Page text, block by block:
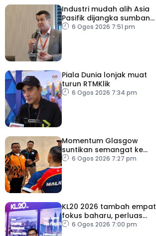
Industri mudah alih Asia
Pasifik dijangka sumbang
AS$1.4 trilion menjelang
6 Ogos 2026 7:51 pm
Piala Dunia lonjak muat
turun RTMKlik
6 Ogos 2026 7:34 pm
Momentum Glasgow
suntikan semangat ke
Sukan Asia 2026
6 Ogos 2026 7:27 pm
KL20 2026 tambah empat
fokus baharu, perluas
tumpuan ke lapan sektor
6 Ogos 2026 7:00 pm